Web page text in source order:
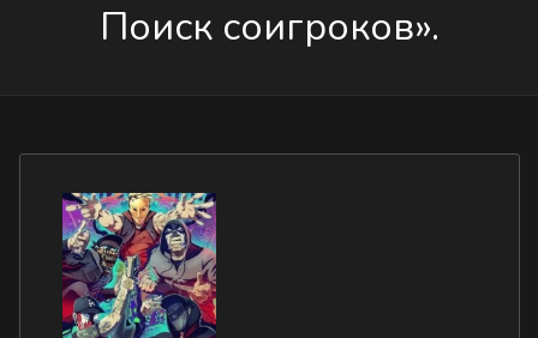
Поиск соигроков».